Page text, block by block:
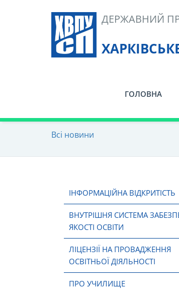
ДЕРЖАВНИЙ
ГОЛОВНА
Всі новини
ІНФОРМАЦІЙНА ВІДКРИТІСТЬ
ВНУТРІШНЯ СИСТЕМА
ЯКОСТІ ОСВІТИ
ЛІЦЕНЗІЇ НА ПРОВАДЖЕННЯ
ОСВІТНЬОЇ ДІЯЛЬНОСТІ
ПРО УЧИЛИЩЕ